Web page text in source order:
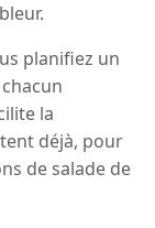
planifiez un
la
déjà, pour
de salade de